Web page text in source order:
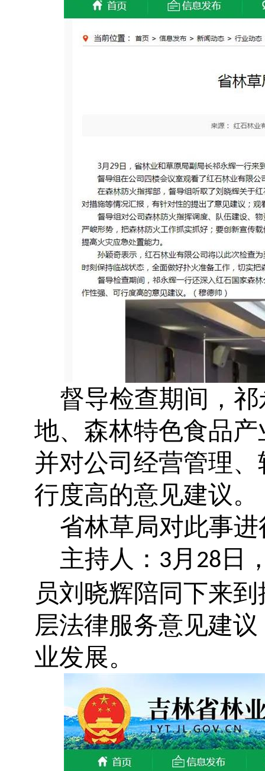
督导检查期间，
地、森林特色食品
并对公司经营管理
行度高的意见建议。
省林草局对此事
主持人： 3 月 28 日
员刘晓辉陪同下来
层法律服务意见建
业发展。